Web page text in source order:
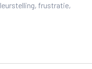
frustratie,